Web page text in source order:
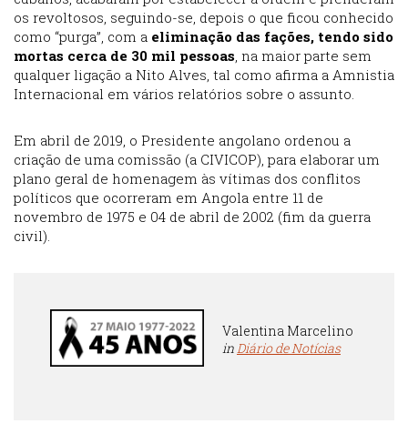
os revoltosos, seguindo-se, depois o que ficou conhecido
como “purga”, com a eliminação das fações, tendo sido
mortas cerca de 30 mil pessoas, na maior parte sem
qualquer ligação a Nito Alves, tal como afirma a Amnistia
Internacional em vários relatórios sobre o assunto.
Em abril de 2019, o Presidente angolano ordenou a
criação de uma comissão (a CIVICOP), para elaborar um
plano geral de homenagem às vítimas dos conflitos
políticos que ocorreram em Angola entre 11 de
novembro de 1975 e 04 de abril de 2002 (fim da guerra
civil).
Valentina Marcelino
inDiário de Notícias